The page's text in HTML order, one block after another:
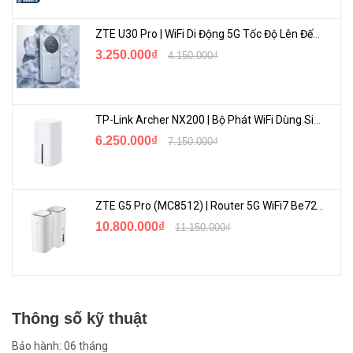
Thông tin chi tiết bộ phát wifi gắn sim 4G Verizon MiFi8800L
Chuẩn mạng 2G/3G/4G
Công nghệ mạng
ZTE U30 Pro | WiFi Di Động 5G Tốc Độ Lên Đến 500Mbps, Màn Hình Cảm Ứng
3.250.000₫ 4.150.000₫
6.250.000₫ 7.150.000₫
10.800.000₫ 11.150.000₫
Thông số kỹ thuật
Bảo hành: 06 tháng